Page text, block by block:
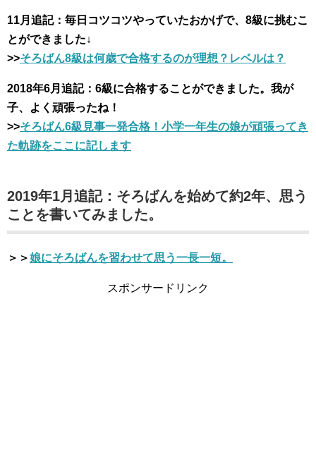
11月追記：毎日コツコツやっていたおかげで、8級に挑むこ
とができました↓
>>そろばん8級は何歳で合格するのが理想？レベルは？
2018年6月追記：6級に合格することができました。我が
子、よく頑張ったね！
>>そろばん6級見事一発合格！小学一年生の娘が頑張ってき
た軌跡をここに記します
2019年1月追記：そろばんを始めて約2年、思う
ことを書いてみました。
＞＞娘にそろばんを習わせて思う一長一短。
スポンサードリンク